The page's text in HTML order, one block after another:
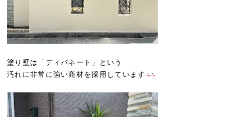
塗り壁は「ディバネート」という
汚れに非常に強い商材を採用しています